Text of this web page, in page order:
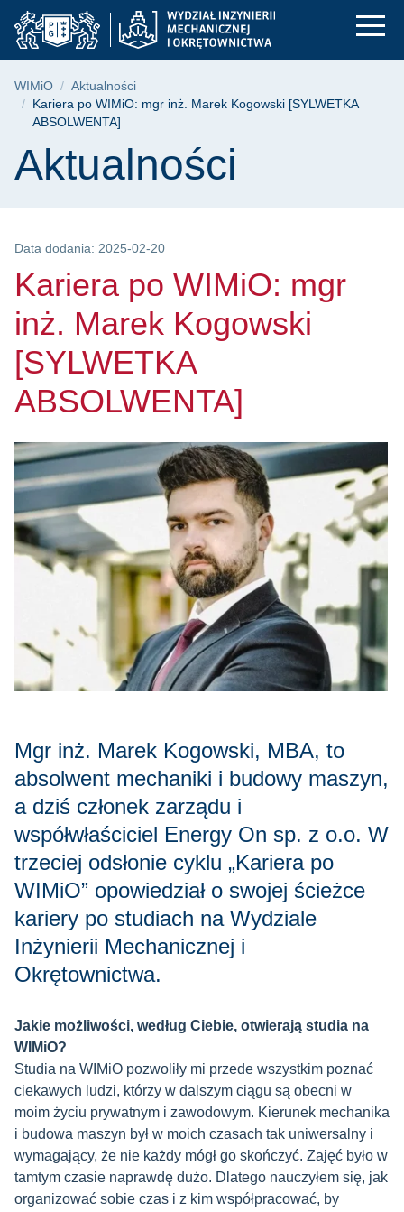
Przejdź
do
menu
Przejdź
do
wyszukiwarki
Przejdź
do
treści
Kariera po WIMiO:
Ścieżka nawigacyjna
WIMiO
Aktualności
Kariera po WIMiO: mgr inż. Marek Kogowski [SYLWETKA
ABSOLWENTA]
Treść strony
Aktualności
Data dodania: 2025-02-20
Kariera po WIMiO: mgr
inż. Marek Kogowski
[SYLWETKA
ABSOLWENTA]
Mgr inż. Marek Kogowski, MBA, to
absolwent mechaniki i budowy maszyn,
a dziś członek zarządu i
współwłaściciel Energy On sp. z o.o. W
trzeciej odsłonie cyklu „Kariera po
WIMiO” opowiedział o swojej ścieżce
kariery po studiach na Wydziale
Inżynierii Mechanicznej i
Okrętownictwa.
Jakie możliwości, według Ciebie, otwierają studia na
WIMiO?
Studia na WIMiO pozwoliły mi przede wszystkim poznać
ciekawych ludzi, którzy w dalszym ciągu są obecni w
moim życiu prywatnym i zawodowym. Kierunek mechanika
i budowa maszyn był w moich czasach tak uniwersalny i
wymagający, że nie każdy mógł go skończyć. Zajęć było w
tamtym czasie naprawdę dużo. Dlatego nauczyłem się, jak
organizować sobie czas i z kim współpracować, by